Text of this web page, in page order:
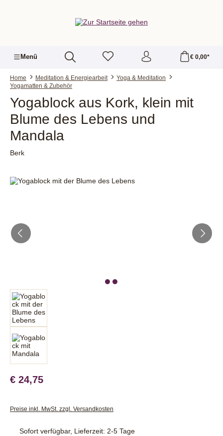
Menü € 0,00*
Home Meditation & Energiearbeit
Yoga & Meditation
Yogamatten & Zubehör
Yogablock aus Kork, klein mit
Blume des Lebens und
Mandala
Berk
Bildergalerie überspringen
€ 24,75
Preise inkl. MwSt. zzgl. Versandkosten
Sofort verfügbar, Lieferzeit: 2-5 Tage